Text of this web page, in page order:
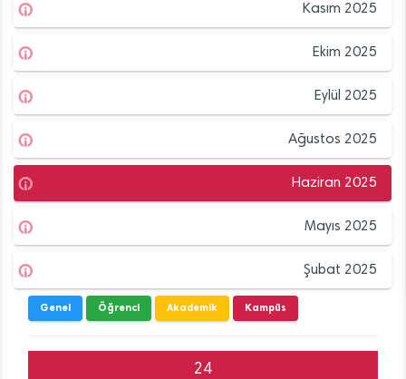
Kasım 2025
Ekim 2025
Eylül 2025
Ağustos 2025
Haziran 2025
Mayıs 2025
Şubat 2025
Genel Öğrenci Akademik Kampüs
24